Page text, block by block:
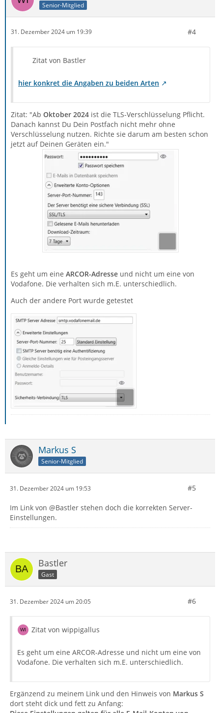
Senior-Mitglied
31. Dezember 2024 um 19:39 #4
Zitat von Bastler
hier konkret die Angaben zu beiden Arten
Zitat: "Ab Oktober 2024 ist die TLS-Verschlüsselung Pflicht.
Danach kannst Du Dein Postfach nicht mehr ohne
Verschlüsselung nutzen. Richte sie darum am besten schon
jetzt auf Deinen Geräten ein."
Es geht um eine ARCOR-Adresse und nicht um eine von
Vodafone. Die verhalten sich m.E. unterschiedlich.
Auch der andere Port wurde getestet
Markus S
Senior-Mitglied
31. Dezember 2024 um 19:53 #5
Im Link von @Bastler stehen doch die korrekten Server-
Einstellungen.
Bastler
Gast
31. Dezember 2024 um 20:05 #6
Zitat von wippigallus
Es geht um eine ARCOR-Adresse und nicht um eine von
Vodafone. Die verhalten sich m.E. unterschiedlich.
Ergänzend zu meinem Link und den Hinweis von Markus S
dort steht dick und fett zu Anfang: